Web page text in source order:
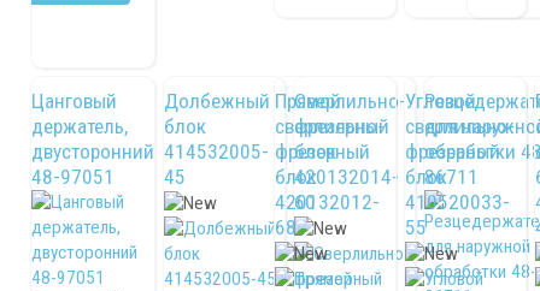
Цанговый
держатель,
двусторонний
48-97051
Долбежный
блок
414532005-
45
Сверлильно-
фрезерный
блок
420132014-
60
для
обработки
86711
Прямой
сверлильно-
фрезерный
блок
420132012-
68
Угловой
сверлильно-
фрезерный
блок
410520033-
55